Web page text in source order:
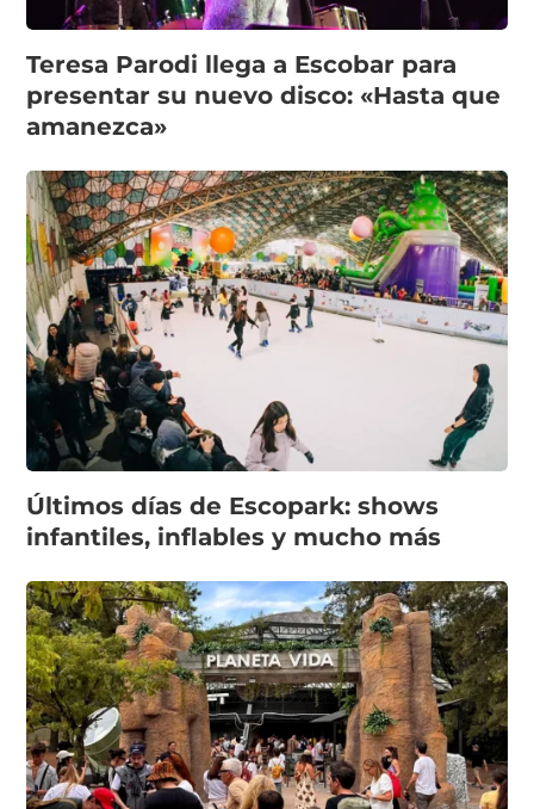
Teresa Parodi llega a Escobar para
presentar su nuevo disco: «Hasta que
amanezca»
Últimos días de Escopark: shows
infantiles, inflables y mucho más